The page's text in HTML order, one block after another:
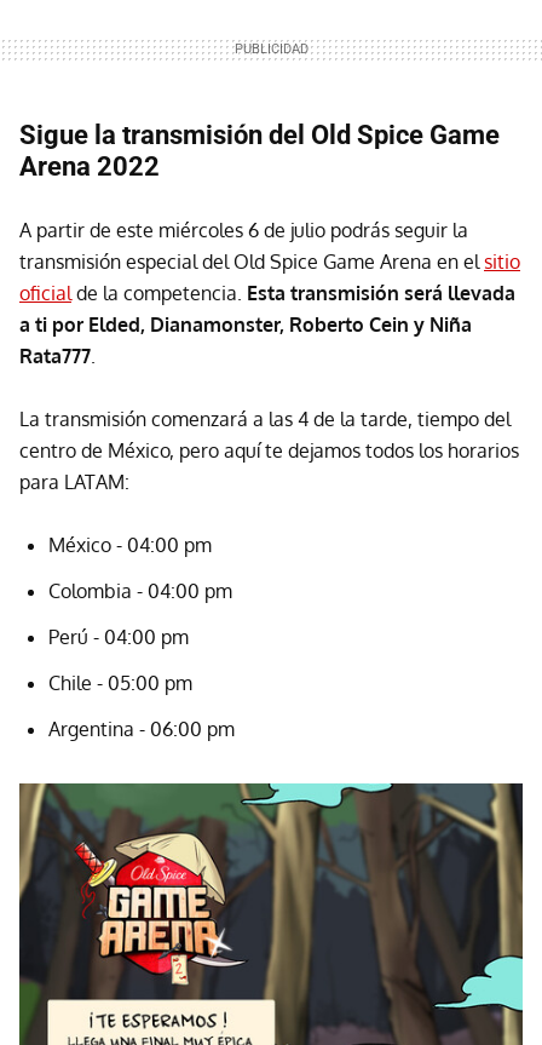
Sigue la transmisión del Old Spice Game
Arena 2022
A partir de este miércoles 6 de julio podrás seguir la
transmisión especial del Old Spice Game Arena en el sitio
oficial de la competencia. Esta transmisión será llevada
a ti por Elded, Dianamonster, Roberto Cein y Niña
Rata777
La transmisión comenzará a las 4 de la tarde, tiempo del
centro de México, pero aquí te dejamos todos los horarios
para LATAM:
México - 04:00 pm
Colombia - 04:00 pm
Perú - 04:00 pm
Chile - 05:00 pm
Argentina - 06:00 pm